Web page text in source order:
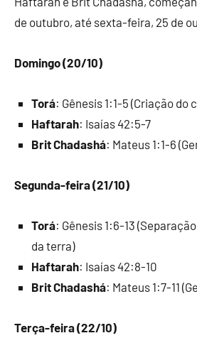
de outubro, até sexta-feira, 25 de
Domingo (20/10)
Torá: Gênesis 1:1-5 (Criação do
Haftarah: Isaías 42:5-7
Brit Chadashá: Mateus 1:1-6
Segunda-feira (21/10)
Torá: Gênesis 1:6-13
da terra)
Haftarah: Isaías 42:8-10
Brit Chadashá: Mateus 1:7-11
Terça-feira (22/10)